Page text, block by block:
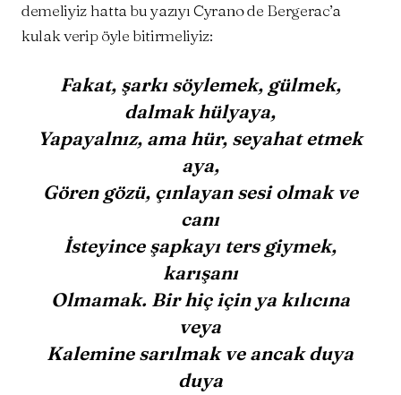
demeliyiz hatta bu yazıyı Cyrano de Bergerac’a
kulak verip öyle bitirmeliyiz:
Fakat, şarkı söylemek, gülmek,
dalmak hülyaya,
Yapayalnız, ama hür, seyahat etmek
aya,
Gören gözü, çınlayan sesi olmak ve
canı
İsteyince şapkayı ters giymek,
karışanı
Olmamak. Bir hiç için ya kılıcına
veya
Kalemine sarılmak ve ancak duya
duya